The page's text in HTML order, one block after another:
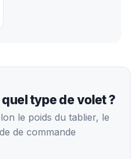
type de volet ?
le poids du tablier, le
de commande